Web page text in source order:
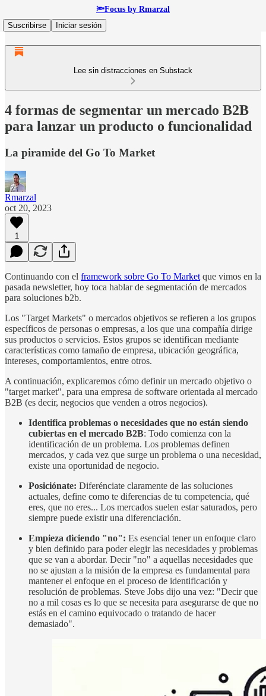
🔦Focus by Rmarzal
Suscribirse
Iniciar sesión
Lee sin distracciones en Substack
4 formas de segmentar un mercado B2B
para lanzar un producto o funcionalidad
La piramide del Go To Market
Rmarzal
oct 20, 2023
1
Continuando con el framework sobre Go To Market que vimos en la
pasada newsletter, hoy toca hablar de segmentación de mercados
para soluciones b2b.
Los "Target Markets" o mercados objetivos se refieren a los grupos
específicos de personas o empresas, a los que una compañía dirige
sus productos o servicios. Estos grupos se identifican mediante
características como tamaño de empresa, ubicación geográfica,
intereses, comportamientos, entre otros.
A continuación, explicaremos cómo definir un mercado objetivo o
"target market", para una empresa de software orientada al mercado
B2B (es decir, negocios que venden a otros negocios).
Identifica problemas o necesidades que no están siendo
cubiertas en el mercado B2B: Todo comienza con la
identificación de un problema. Los problemas definen
mercados, y cada vez que surge un problema o una necesidad,
existe una oportunidad de negocio.
Posiciónate: Diferénciate claramente de las soluciones
actuales, define como te diferencias de tu competencia, qué
eres, que no eres... Los mercados suelen estar saturados, pero
siempre puede existir una diferenciación.
Empieza diciendo "no": Es esencial tener un enfoque claro
y bien definido para poder elegir las necesidades y problemas
que se van a abordar. Decir "no" a aquellas necesidades que
no se ajustan a la misión de la empresa es fundamental para
mantener el enfoque en el proceso de identificación y
resolución de problemas. Steve Jobs dijo una vez: "Decir que
no a mil cosas es lo que se necesita para asegurarse de que no
estás en el camino equivocado o tratando de hacer
demasiado".